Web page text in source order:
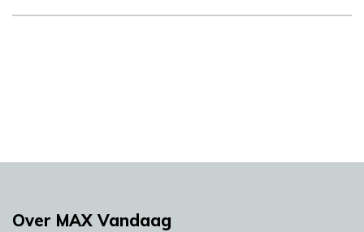
Over MAX Vandaag